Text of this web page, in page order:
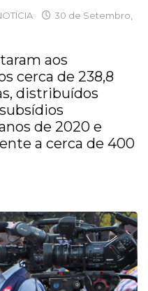
30 de Setembro,
aos
cerca de 238,8
distribuídos
de 2020 e
a cerca de 400